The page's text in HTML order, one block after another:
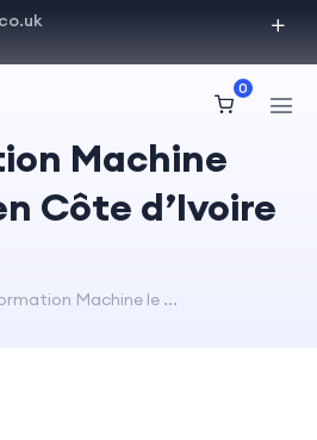
0
Machine
Côte d’Ivoire
Machine le ...